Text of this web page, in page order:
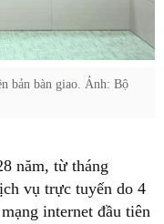
bản bàn giao. Ảnh: Bộ
năm, từ tháng
vụ trực tuyến do 4
internet đầu tiên